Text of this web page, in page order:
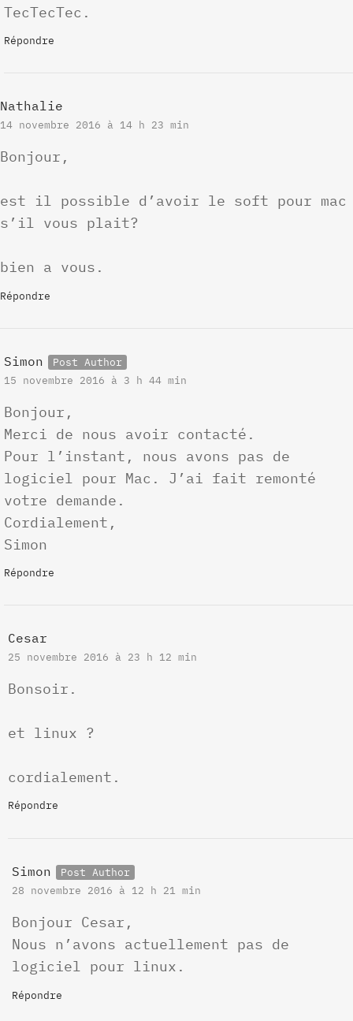
TecTecTec.
Répondre
Nathalie
14 novembre 2016 à 14 h 23 min
Bonjour,
est il possible d’avoir le soft pour mac
s’il vous plait?
bien a vous.
Répondre
Simon
15 novembre 2016 à 3 h 44 min
Bonjour,
Merci de nous avoir contacté.
Pour l’instant, nous avons pas de
logiciel pour Mac. J’ai fait remonté
votre demande.
Cordialement,
Simon
Répondre
Cesar
25 novembre 2016 à 23 h 12 min
Bonsoir.
et linux ?
cordialement.
Répondre
Simon
28 novembre 2016 à 12 h 21 min
Bonjour Cesar,
Nous n’avons actuellement pas de
logiciel pour linux.
Répondre